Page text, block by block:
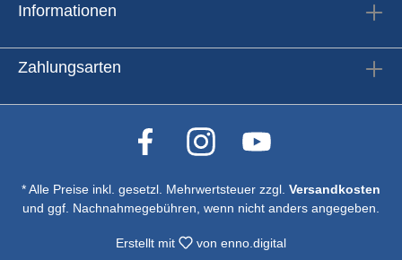
Informationen
Zahlungsarten
* Alle Preise inkl. gesetzl. Mehrwertsteuer zzgl. Versandkosten
und ggf. Nachnahmegebühren, wenn nicht anders angegeben.
Erstellt mit vonenno.digital